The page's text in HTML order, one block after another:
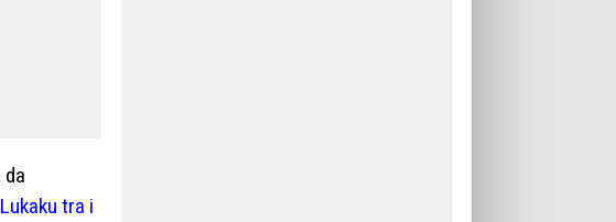
tra i